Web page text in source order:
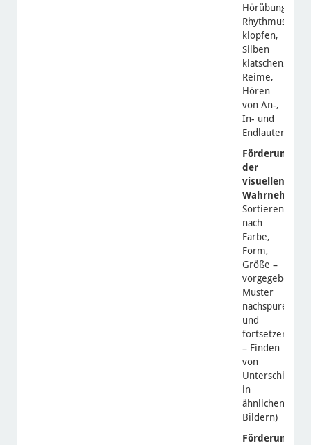
Hörübungen,
Rhythmus
klopfen,
Silben
klatschen,
Reime,
Hören
von An-,
In- und
Endlauten)
Förderung
der
visuellen
Sortieren
nach
Farbe,
Form,
Größe –
vorgegebene
Muster
nachspuren
und
fortsetzen
– Finden
von
Unterschieden
in
ähnlichen
Bildern)
Förderung